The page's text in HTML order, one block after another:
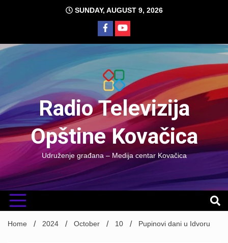
SUNDAY, AUGUST 9, 2026
Radio Televizija
Opštine Kovačica
Udruženje građana – Medija centar Kovačica
Home 2024 October 10 Pupinovi dani u Idvoru